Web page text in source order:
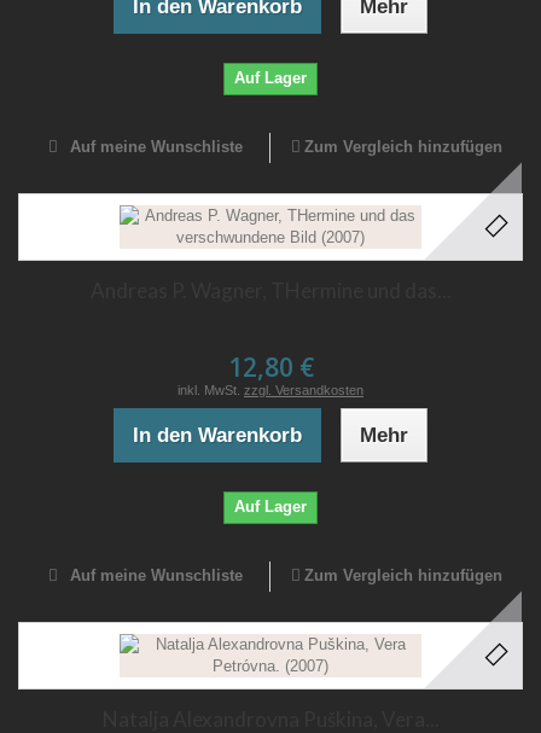
In den Warenkorb Mehr
Auf Lager
Auf meine Wunschliste Zum Vergleich hinzufügen
12,80 €
inkl. MwSt. zzgl. Versandkosten
In den Warenkorb Mehr
Auf Lager
Auf meine Wunschliste Zum Vergleich hinzufügen